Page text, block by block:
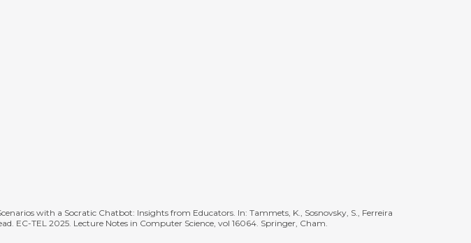
with a Socratic Chatbot: Insights from Educators. In: Tammets, K., Sosnovsky, S., Ferreira
EC-TEL 2025. Lecture Notes in Computer Science, vol 16064. Springer, Cham.